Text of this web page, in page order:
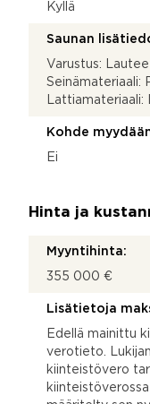
Kyllä
Saunan
Varustus:
Seinämateriaali:
Lattiamateriaali:
Kohde
Ei
Hinta ja
Myyntihinta:
355 000 €
Lisätietoja
Edellä mainittu
verotieto.
kiinteistövero